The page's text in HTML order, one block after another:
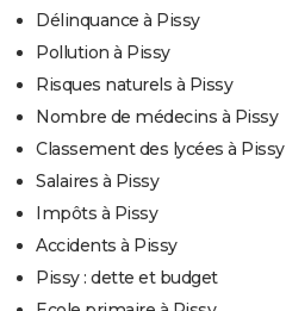
Délinquance à Pissy
Pollution à Pissy
Risques naturels à Pissy
Nombre de médecins à Pissy
Classement des lycées à Pissy
Salaires à Pissy
Impôts à Pissy
Accidents à Pissy
Pissy : dette et budget